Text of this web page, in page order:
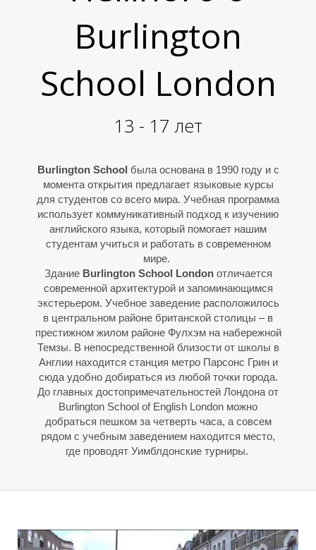
К
О
Burlington
School London
13 - 17 лет
Burlington School была основана в 1990 году и с
момента открытия предлагает языковые курсы
для студентов со всего мира. Учебная программа
использует коммуникативный подход к изучению
английского языка, который помогает нашим
студентам учиться и работать в современном
мире.
Здание Burlington School London отличается
современной архитектурой и запоминающимся
экстерьером. Учебное заведение расположилось
в центральном районе британской столицы – в
престижном жилом районе Фулхэм на набережной
Темзы. В непосредственной близости от школы в
Англии находится станция метро Парсонс Грин и
сюда удобно добираться из любой точки города.
До главных достопримечательностей Лондона от
Burlington School of English London можно
добраться пешком за четверть часа, а совсем
рядом с учебным заведением находится место,
где проводят Уимблдонские турниры.
К
О